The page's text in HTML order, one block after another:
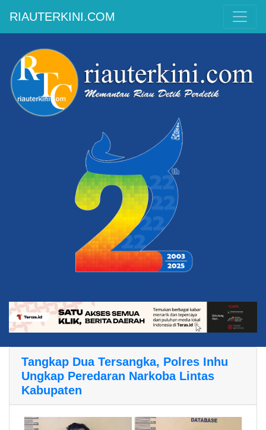
RIAUTERKINI.COM
Tangkap Dua Tersangka, Polres Inhu
Ungkap Peredaran Narkoba Lintas
Kabupaten